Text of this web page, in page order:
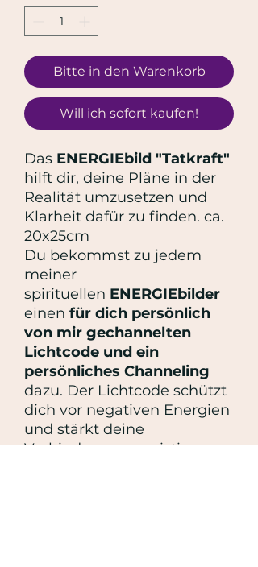
Bitte in den Warenkorb
Will ich sofort kaufen!
Das ENERGIEbild "Tatkraft"
hilft dir, deine Pläne in der
Realität umzusetzen und
Klarheit dafür zu finden. ca.
20x25cm
Du bekommst zu jedem
meiner
spirituellen ENERGIEbilder
einen für dich persönlich
von mir gechannelten
Lichtcode und ein
persönliches Channeling
dazu. Der Lichtcode schützt
dich vor negativen Energien
und stärkt deine
Verbindung zur geistigen